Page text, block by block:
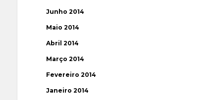
Junho 2014
Maio 2014
Abril 2014
Março 2014
Fevereiro 2014
Janeiro 2014